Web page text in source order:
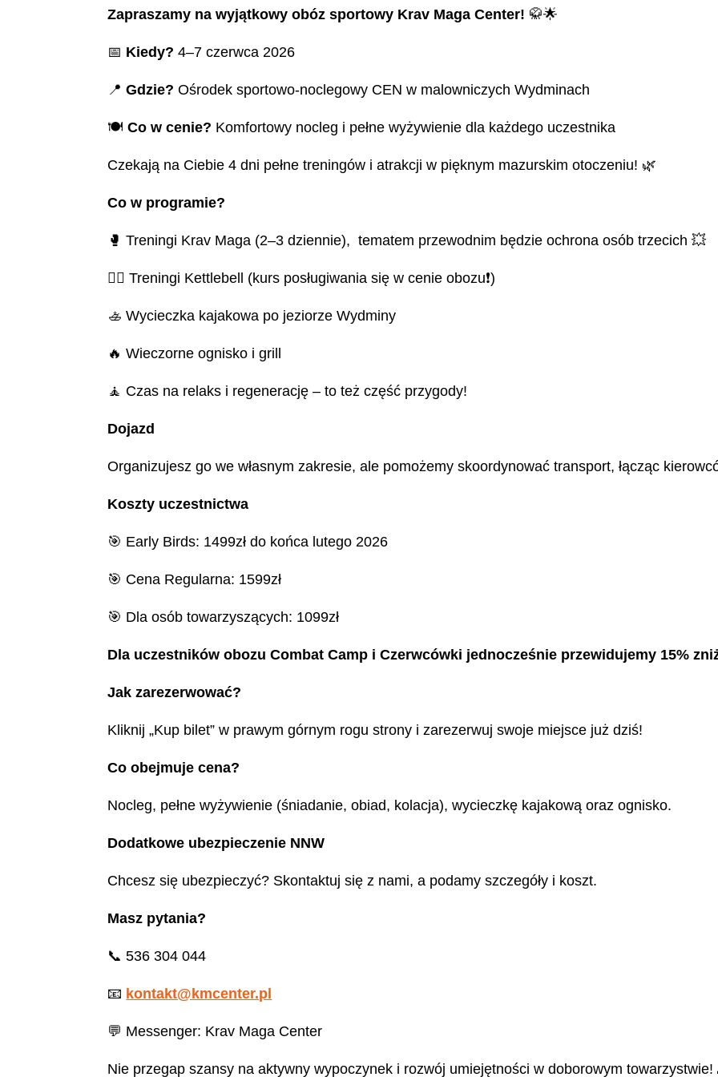
Zapraszamy na wyjątkowy obóz sportowy Krav Maga Center! 🥋🌟
📅 Kiedy? 4–7 czerwca 2026
📍Gdzie? Ośrodek sportowo-noclegowy CEN w malowniczych Wydminach
🍽️Co w cenie? Komfortowy nocleg i pełne wyżywienie dla każdego uczestnika
Czekają na Ciebie 4 dni pełne treningów i atrakcji w pięknym mazurskim otoczeniu! 🌿
Co w programie?
🥊 Treningi Krav Maga (2–3 dziennie), tematem przewodnim będzie ochrona osób trzecich 💥
🏋️‍♂️ Treningi Kettlebell (kurs posługiwania się w cenie obozu❗️)
🚣 Wycieczka kajakowa po jeziorze Wydminy
🔥 Wieczorne ognisko i grill
🧘 Czas na relaks i regenerację – to też część przygody!
Dojazd
Organizujesz go we własnym zakresie, ale pomożemy skoordynować transport, łącząc
Koszty uczestnictwa
🎯 Early Birds: 1499zł do końca lutego 2026
🎯 Cena Regularna: 1599zł
🎯 Dla osób towarzyszących: 1099zł
Dla uczestników obozu Combat Camp i Czerwcówki jednocześnie przewidujemy 15%
Jak zarezerwować?
Kliknij „Kup bilet” w prawym górnym rogu strony i zarezerwuj swoje miejsce już dziś!
Co obejmuje cena?
Nocleg, pełne wyżywienie (śniadanie, obiad, kolacja), wycieczkę kajakową oraz ognisko.
Dodatkowe ubezpieczenie NNW
Chcesz się ubezpieczyć? Skontaktuj się z nami, a podamy szczegóły i koszt.
Masz pytania?
📞 536 304 044
📧 kontakt@kmcenter.pl
💬 Messenger: Krav Maga Center
Nie przegap szansy na aktywny wypoczynek i rozwój umiejętności w doborowym towarzystwie!